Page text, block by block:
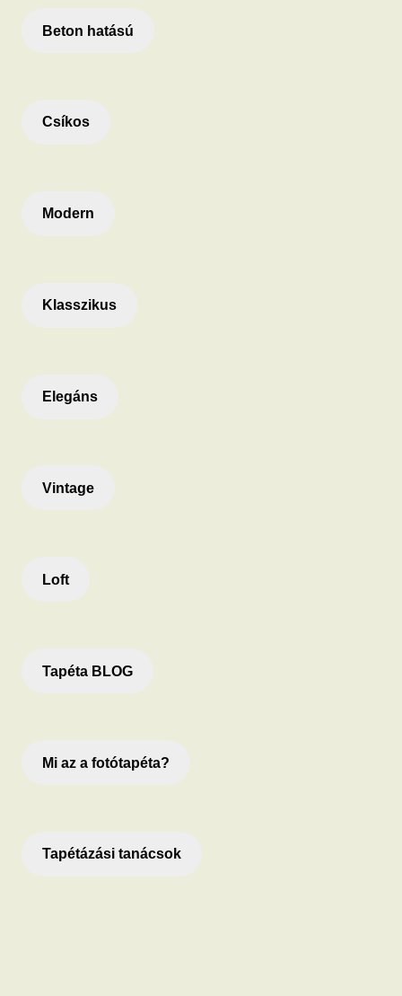
Beton hatású
Csíkos
Modern
Klasszikus
Elegáns
Vintage
Loft
Tapéta BLOG
Mi az a fotótapéta?
Tapétázási tanácsok